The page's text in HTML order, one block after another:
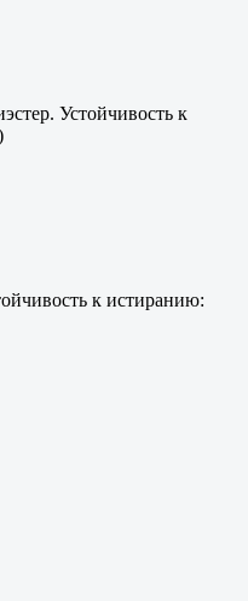
Устойчивость к
к истиранию: